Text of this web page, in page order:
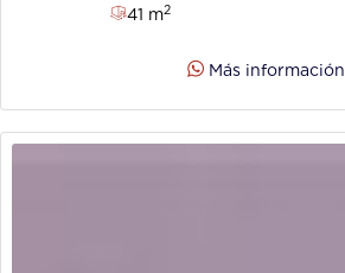
41 m2
Más información